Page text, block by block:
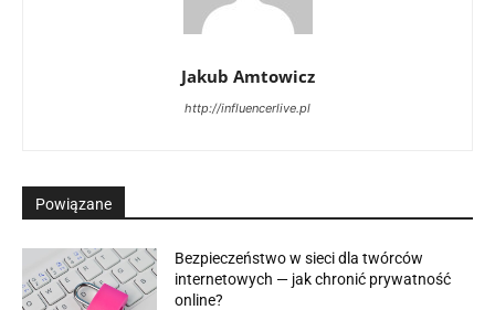
Jakub Amtowicz
http://influencerlive.pl
Powiązane
Bezpieczeństwo w sieci dla twórców
internetowych — jak chronić prywatność
online?